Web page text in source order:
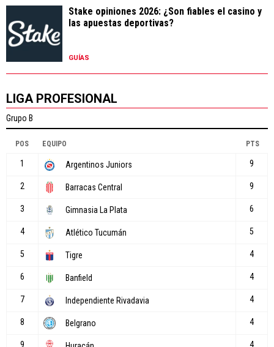
Stake opiniones 2026: ¿Son fiables el casino y
las apuestas deportivas?
GUÍAS
LIGA PROFESIONAL